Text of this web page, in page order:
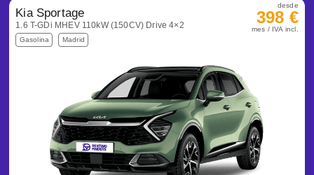
Kia Sportage
1.6 T-GDi MHEV 110kW (150CV) Drive 4×2
Gasolina Madrid
desde
398 €
mes / IVA incl.